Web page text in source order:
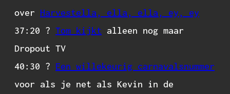
over Harvestella, ella, ella, ey, ey
37:20 ? Tom kijkt alleen nog maar
Dropout TV
40:30 ? Een willekeurig carnavalsnummer
voor als je net als Kevin in de